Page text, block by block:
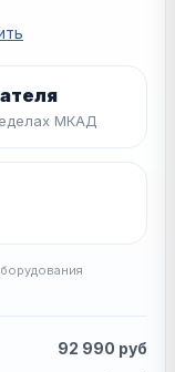
МКАД
92 990 руб